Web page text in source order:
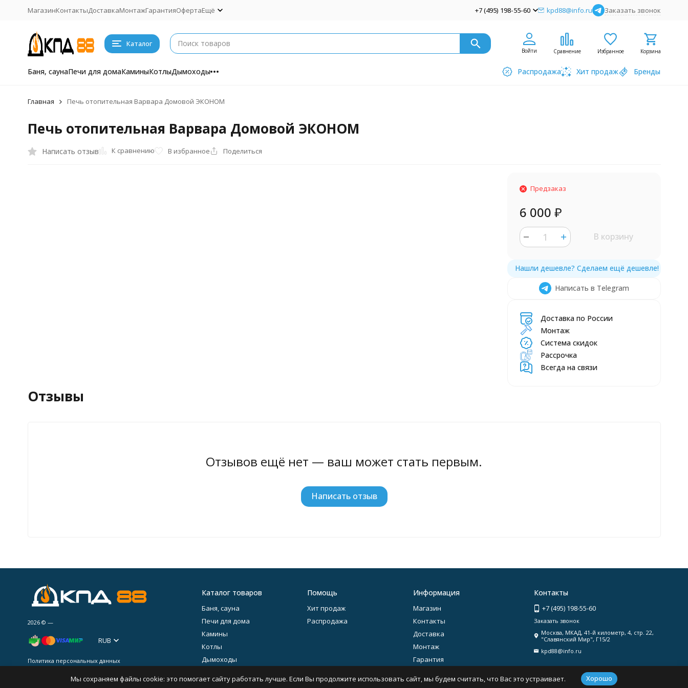
МагазинКонтактыДоставкаМонтажГарантияОфертаЕщё +7 (495) 198-55-60 kpd88@info.ru Заказать звонок
Каталог
Войти Сравнение Избранное Корзина
Баня, саунаПечи для домаКаминыКотлыДымоходы Распродажа Хит продаж Бренды
Главная Печь отопительная Варвара Домовой ЭКОНОМ
Печь отопительная Варвара Домовой ЭКОНОМ
Написать отзыв К сравнению В избранное Поделиться
Предзаказ
6 000 ₽
В корзину
Написать в Telegram
Доставка по России
Монтаж
Система скидок
Рассрочка
Всегда на связи
Отзывы
Отзывов ещё нет — ваш может стать первым.
Написать отзыв
2026 © —
RUB
Политика персональных данных
Каталог товаров
Баня, сауна
Печи для дома
Камины
Котлы
Дымоходы
Помощь
Хит продаж
Распродажа
Информация
Магазин
Контакты
Доставка
Монтаж
Гарантия
Контакты
+7 (495) 198-55-60
Заказать звонок
Москва, МКАД, 41-й километр, 4, стр. 22,
"Славянский Мир", Г15/2
kpd88@info.ru
Мы сохраняем файлы cookie: это помогает сайту работать лучше. Если Вы продолжите использовать сайт, мы будем считать, что Вас это устраивает. Хорошо